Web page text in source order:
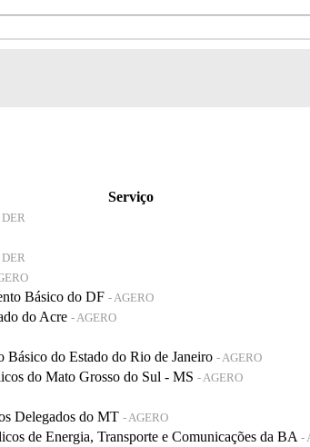
Serviço
Básico do DF - AGERO
do Acre - AGERO
do Estado do Rio de Janeiro - AGERO
do Mato Grosso do Sul - MS - AGERO
Delegados do MT - AGERO
de Energia, Transporte e Comunicações da BA -